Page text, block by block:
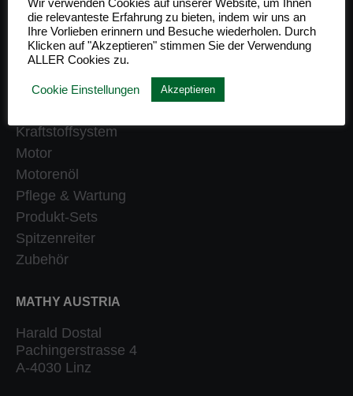
PRODUKT-KATEGORIEN
Getriebe
Heizung
Kraftstoffsystem
Motor
Motorenöl
Pflege & Wartung
Produkt-Sets
Spitzenreiter
Zubehör
MATHY AUSTRIA
Harald Dostal
Pachingerstrasse 4
A-4030 Linz
Wir verwenden Cookies auf unserer Website, um Ihnen
die relevanteste Erfahrung zu bieten, indem wir uns an
Ihre Vorlieben erinnern und Besuche wiederholen. Durch
Klicken auf "Akzeptieren" stimmen Sie der Verwendung
ALLER Cookies zu.
Cookie Einstellungen Akzeptieren